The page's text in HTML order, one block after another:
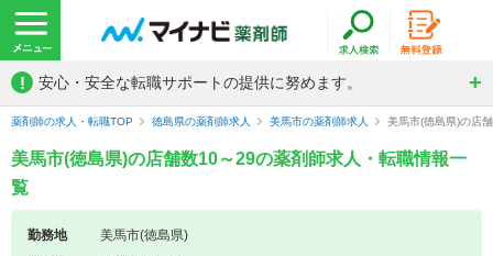
! 安心・安全な転職サポートの提供に努めます。
薬剤師の求人・転職TOP 徳島県の薬剤師求人 美馬市の薬剤師求人 美馬市(徳島県)の店
美馬市(徳島県)の店舗数10～29の薬剤師求人・転職情報一
覧
勤務地
美馬市(徳島県)